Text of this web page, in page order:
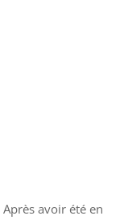
Après avoir été en